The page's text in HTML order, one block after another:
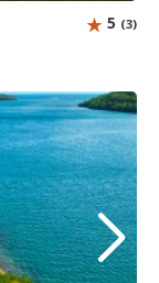
5 (3)